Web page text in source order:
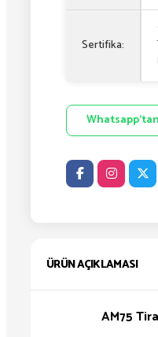
Sertifika:
ÜRÜN AÇIKLAMASI
AM75